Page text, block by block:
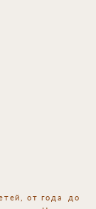
от года до